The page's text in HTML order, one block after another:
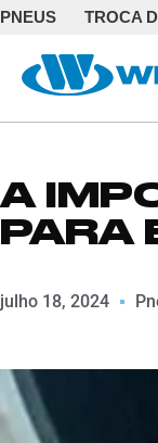
PNEUS TROCA
A
PARA
julho 18, 2024